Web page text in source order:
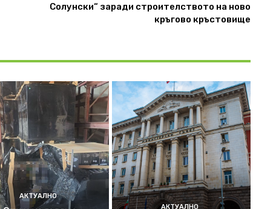
Солунски“ заради строителството на ново
кръгово кръстовище
АКТУАЛНО
АКТУАЛНО